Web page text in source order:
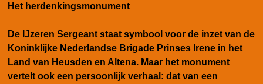
Het herdenkingsmonument
De IJzeren Sergeant staat symbool voor de inzet van de
Koninklijke Nederlandse Brigade Prinses Irene in het
Land van Heusden en Altena. Maar het monument
vertelt ook een persoonlijk verhaal: dat van een